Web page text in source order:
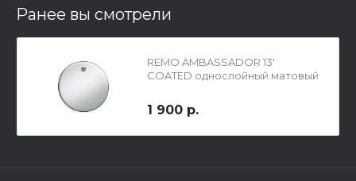
Ранее вы смотрели
REMO AMBASSADOR 13'
COATED однослойный матовый
1 900 р.